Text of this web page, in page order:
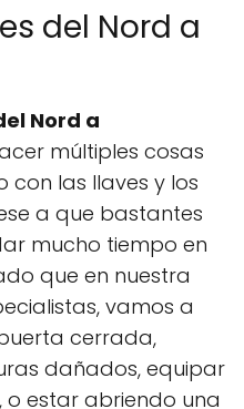
del Nord a
Nord a
múltiples cosas
las llaves y los
a que bastantes
mucho tiempo en
que en nuestra
vamos a
cerrada,
dañados, equipar
estar abriendo una